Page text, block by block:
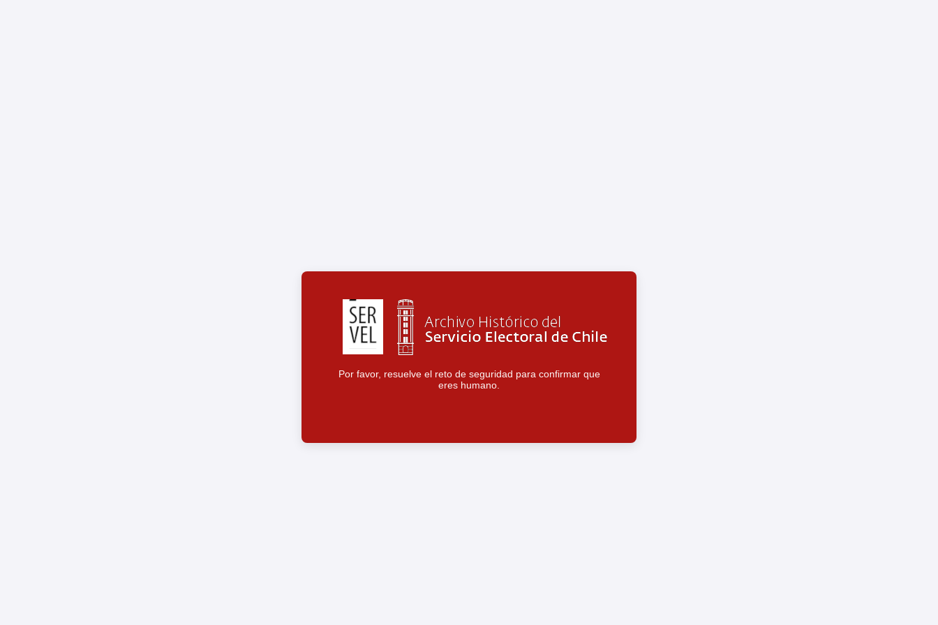
Por favor, resuelve el reto de seguridad para confirmar que
eres humano.